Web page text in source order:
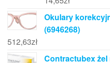
Okulary
(6946268)
512,63zł
Contractubex żel